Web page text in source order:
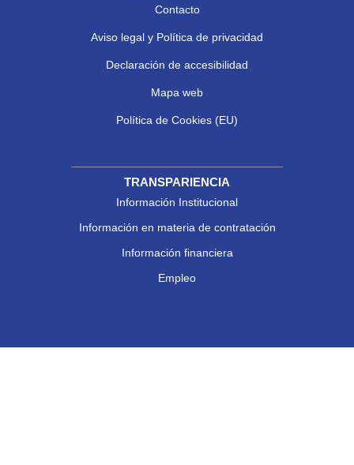
Contacto
Aviso legal y Política de privacidad
Declaración de accesibilidad
Mapa web
Política de Cookies (EU)
TRANSPARIENCIA
Información Institucional
Información en materia de contratación
Información financiera
Empleo